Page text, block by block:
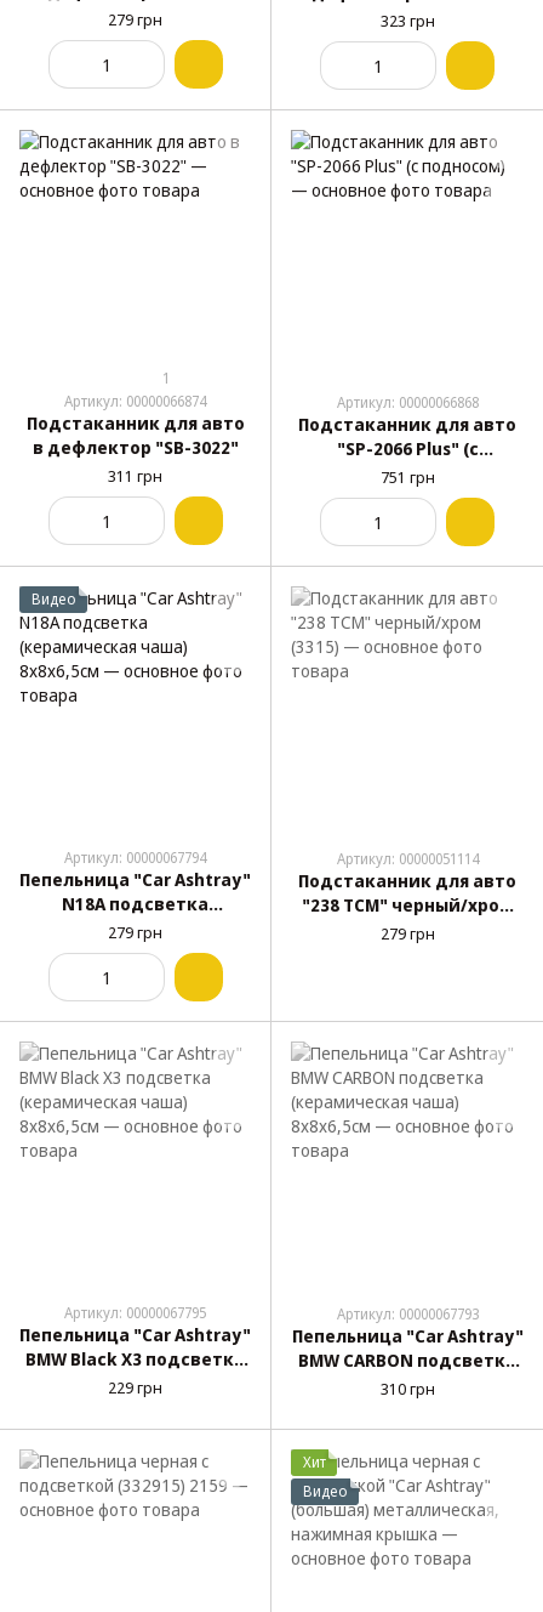
279 грн 323 грн
1
Артикул: 00000066874
Подстаканник для авто
в дефлектор "SB-3022"
311 грн
Артикул: 00000066868
Подстаканник для авто
"SP-2066 Plus" (с
подносом)
751 грн
Видео
Артикул: 00000067794
Пепельница "Car Ashtray"
N18A подсветка
(керамическая чаша)
8х8х6,5см
279 грн
Артикул: 00000051114
Подстаканник для авто
"238 TCM" черный/хром
(3315)
279 грн
Артикул: 00000067795
Пепельница "Car Ashtray"
BMW Black X3 подсветка
(керамическая чаша)
229 грн
Артикул: 00000067793
Пепельница "Car Ashtray"
BMW CARBON подсветка
(керамическая чаша)
310 грн
Хит
Видео